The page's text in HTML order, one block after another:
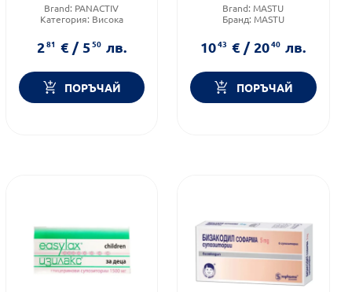
Brand: PANACTIV
Категория: Висока
Форма на продукта:
супозитории
281 € / 550 лв.
ПОРЪЧАЙ
Brand: MASTU
Бранд: MASTU
хемороиди
1043 € / 2040 лв.
ПОРЪЧАЙ